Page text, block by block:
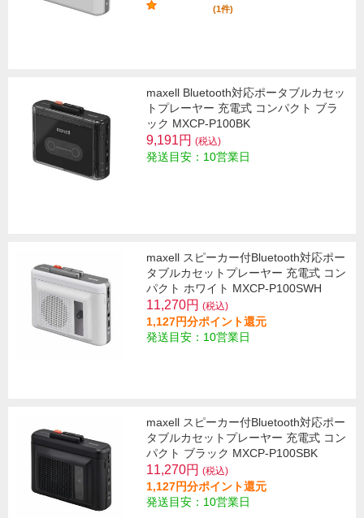
(1件)
maxell Bluetooth対応ポータブルカセッ
トプレーヤー 充電式 コンパクト ブラ
ック MXCP-P100BK
9,191円 (税込)
発送目安：10営業日
maxell スピーカー付Bluetooth対応ポー
タブルカセットプレーヤー 充電式 コン
パクト ホワイト MXCP-P100SWH
11,270円 (税込)
1,127円分ポイント還元
発送目安：10営業日
maxell スピーカー付Bluetooth対応ポー
タブルカセットプレーヤー 充電式 コン
パクト ブラック MXCP-P100SBK
11,270円 (税込)
1,127円分ポイント還元
発送目安：10営業日